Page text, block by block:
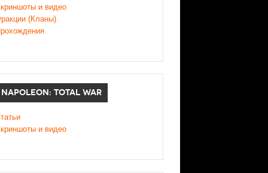
и видео
(Кланы)
NAPOLEON: TOTAL WAR
и видео